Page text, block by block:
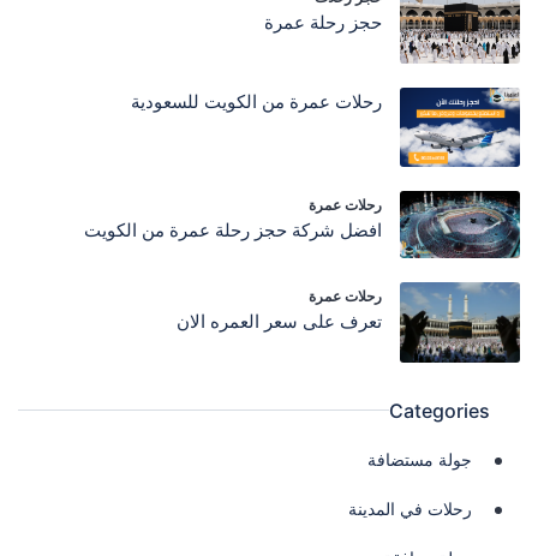
حجز رحلة عمرة
رحلات عمرة من الكويت للسعودية
رحلات عمرة
افضل شركة حجز رحلة عمرة من الكويت
رحلات عمرة
تعرف على سعر العمره الان
Categories
جولة مستضافة
رحلات في المدينة